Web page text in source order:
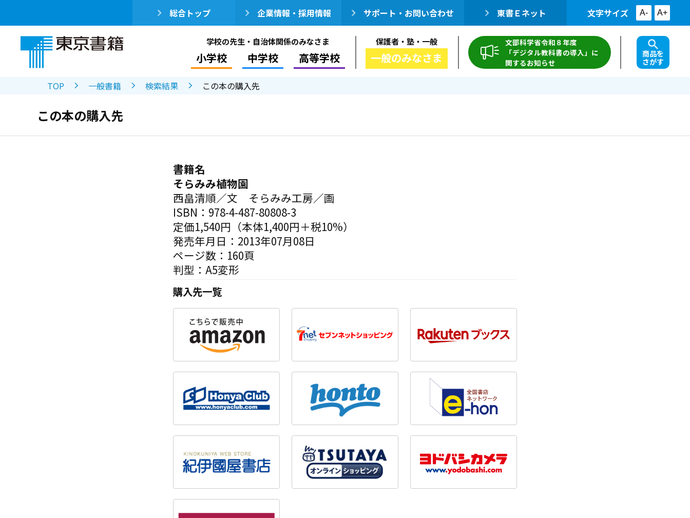
総合トップ 企業情報・採用情報 サポート・お問い合わせ 東書Ｅネット 文字サイズ A- A+
学校の先生・自治体関係のみなさま
小学校 中学校 高等学校
保護者・塾・一般
一般のみなさま
文部科学省令和８年度
「デジタル教科書の導入」に
関するお知らせ
商品を
さがす
TOP 一般書籍 検索結果 この本の購入先
この本の購入先
書籍名
そらみみ植物園
西畠清順／文 そらみみ工房／画
ISBN：978-4-487-80808-3
定価1,540円（本体1,400円＋税10%）
発売年月日：2013年07月08日
ページ数：160頁
判型：A5変形
購入先一覧